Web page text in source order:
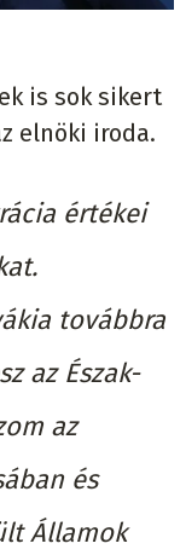
is sok sikert
elnöki iroda.
értékei
továbbra
az Észak-
az
és
Államok